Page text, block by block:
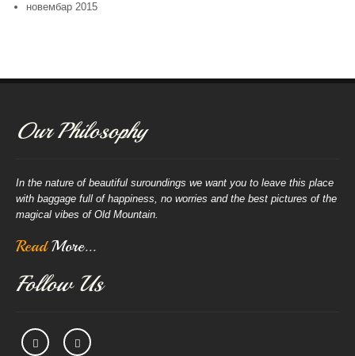
новембар 2015
Our Philosophy
In the nature of beautiful suroundings we want you to leave this place
with baggage full of happiness, no worries and the best pictures of the
magical vibes of Old Mountain.
ReadMore...
Follow Us